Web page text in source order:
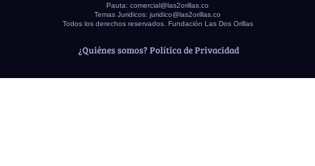
Pauta: comercial@las2orillas.co
Temas Juridicos: juridico@las2orillas.co
Todos los derechos reservados. Fundación Las Dos Orillas
¿Quiénes somos? Política de Privacidad